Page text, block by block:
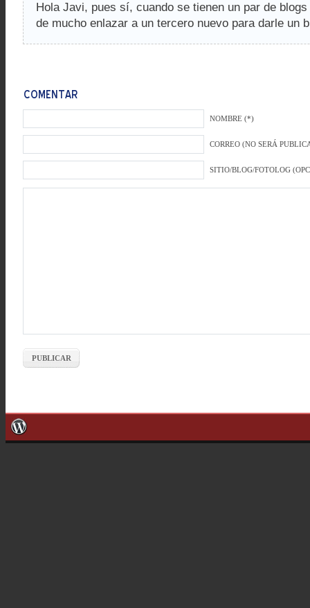
Hola Javi, pues sí, cuando se tienen un par de
de mucho enlazar a un tercero nuevo para darle un
NOMBRE (*)
CORREO (NO SERÁ
SITIO/BLOG/FOTOLOG